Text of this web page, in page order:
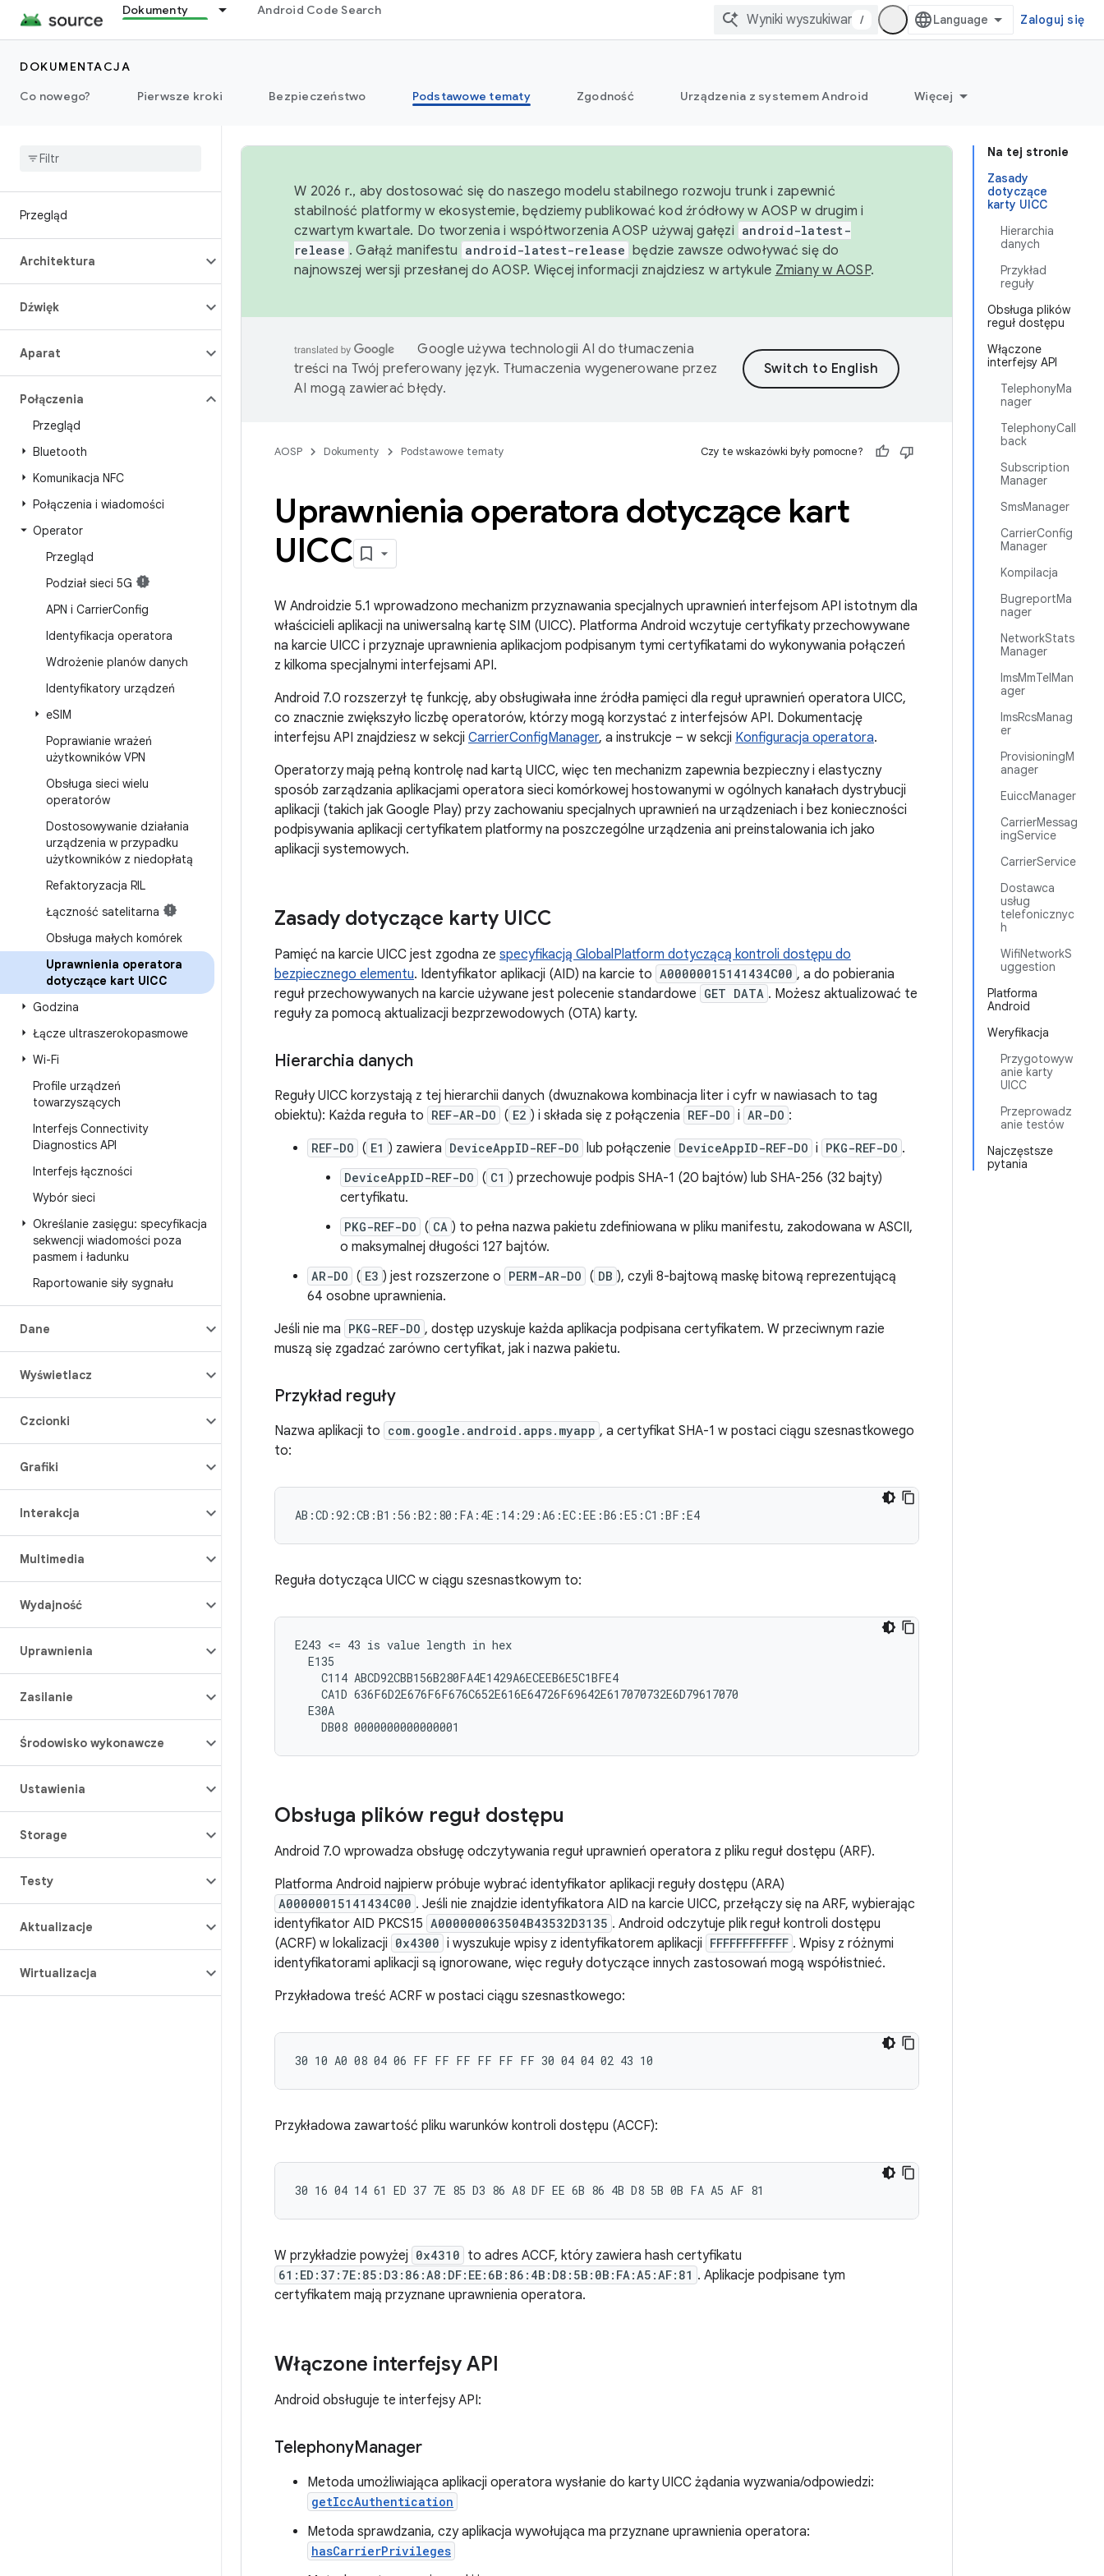
Dokumenty Android Code Search
/ Zaloguj się
DOKUMENTACJA
Co nowego?
Pierwsze kroki Bezpieczeństwo Podstawowe tematy Zgodność Urządzenia z systemem Android Więcej
Przegląd
Architektura
Dźwięk
Aparat
Połączenia
Przegląd
Bluetooth
Komunikacja NFC
Połączenia i wiadomości
Operator
Przegląd
Podział sieci 5G
APN i CarrierConfig
Identyfikacja operatora
Wdrożenie planów danych
Identyfikatory urządzeń
eSIM
Poprawianie wrażeń
użytkowników VPN
Obsługa sieci wielu
operatorów
Dostosowywanie działania
urządzenia w przypadku
użytkowników z niedopłatą
Refaktoryzacja RIL
Łączność satelitarna
Obsługa małych komórek
Uprawnienia operatora
dotyczące kart UICC
Godzina
Łącze ultraszerokopasmowe
Wi-Fi
Profile urządzeń
towarzyszących
Interfejs Connectivity
Diagnostics API
Interfejs łączności
Wybór sieci
Określanie zasięgu: specyfikacja
sekwencji wiadomości poza
pasmem i ładunku
Raportowanie siły sygnału
Dane
Wyświetlacz
Czcionki
Grafiki
Interakcja
Multimedia
Wydajność
Uprawnienia
Zasilanie
Środowisko wykonawcze
Ustawienia
Storage
Testy
Aktualizacje
Wirtualizacja
Na tej stronie
Zasady
dotyczące
karty UICC
Hierarchia
danych
Przykład
reguły
Obsługa plików
reguł dostępu
Włączone
interfejsy API
TelephonyMa
nager
TelephonyCall
back
Subscription
Manager
SmsManager
CarrierConfig
Manager
Kompilacja
BugreportMa
nager
NetworkStats
Manager
ImsMmTelMan
ager
ImsRcsManag
er
ProvisioningM
anager
EuiccManager
CarrierMessag
ingService
CarrierService
Dostawca
usług
telefonicznyc
h
WifiNetworkS
uggestion
Platforma
Android
Weryfikacja
Przygotowyw
anie karty
UICC
Przeprowadz
anie testów
Najczęstsze
pytania
W 2026 r., aby dostosować się do naszego modelu stabilnego rozwoju trunk i zapewnić
stabilność platformy w ekosystemie, będziemy publikować kod źródłowy w AOSP w drugim i
czwartym kwartale. Do tworzenia i współtworzenia AOSP używaj gałęzi android-latest-
release . Gałąź manifestu android-latest-release będzie zawsze odwoływać się do
najnowszej wersji przesłanej do AOSP. Więcej informacji znajdziesz w artykule Zmiany w AOSP.
Google używa technologii AI do tłumaczenia
treści na Twój preferowany język. Tłumaczenia wygenerowane przez
AI mogą zawierać błędy.
AOSP Dokumenty Podstawowe tematy Czy te wskazówki były pomocne?
Uprawnienia operatora dotyczące kart
UICC
W Androidzie 5.1 wprowadzono mechanizm przyznawania specjalnych uprawnień interfejsom API istotnym dla
właścicieli aplikacji na uniwersalną kartę SIM (UICC). Platforma Android wczytuje certyfikaty przechowywane
na karcie UICC i przyznaje uprawnienia aplikacjom podpisanym tymi certyfikatami do wykonywania połączeń
z kilkoma specjalnymi interfejsami API.
Android 7.0 rozszerzył tę funkcję, aby obsługiwała inne źródła pamięci dla reguł uprawnień operatora UICC,
co znacznie zwiększyło liczbę operatorów, którzy mogą korzystać z interfejsów API. Dokumentację
interfejsu API znajdziesz w sekcji CarrierConfigManager, a instrukcje – w sekcji Konfiguracja operatora.
Operatorzy mają pełną kontrolę nad kartą UICC, więc ten mechanizm zapewnia bezpieczny i elastyczny
sposób zarządzania aplikacjami operatora sieci komórkowej hostowanymi w ogólnych kanałach dystrybucji
aplikacji (takich jak Google Play) przy zachowaniu specjalnych uprawnień na urządzeniach i bez konieczności
podpisywania aplikacji certyfikatem platformy na poszczególne urządzenia ani preinstalowania ich jako
aplikacji systemowych.
Zasady dotyczące karty UICC
Pamięć na karcie UICC jest zgodna ze specyfikacją GlobalPlatform dotyczącą kontroli dostępu do
bezpiecznego elementu. Identyfikator aplikacji (AID) na karcie to A00000015141434C00 , a do pobierania
reguł przechowywanych na karcie używane jest polecenie standardowe GET DATA . Możesz aktualizować te
reguły za pomocą aktualizacji bezprzewodowych (OTA) karty.
Hierarchia danych
Reguły UICC korzystają z tej hierarchii danych (dwuznakowa kombinacja liter i cyfr w nawiasach to tag
obiektu): Każda reguła to REF-AR-DO ( E2 ) i składa się z połączenia REF-DO i AR-DO :
REF-DO ( E1 ) zawiera DeviceAppID-REF-DO lub połączenie DeviceAppID-REF-DO i PKG-REF-DO .
DeviceAppID-REF-DO ( C1 ) przechowuje podpis SHA-1 (20 bajtów) lub SHA-256 (32 bajty)
certyfikatu.
PKG-REF-DO ( CA ) to pełna nazwa pakietu zdefiniowana w pliku manifestu, zakodowana w ASCII,
o maksymalnej długości 127 bajtów.
AR-DO ( E3 ) jest rozszerzone o PERM-AR-DO ( DB ), czyli 8-bajtową maskę bitową reprezentującą
64 osobne uprawnienia.
Jeśli nie ma PKG-REF-DO , dostęp uzyskuje każda aplikacja podpisana certyfikatem. W przeciwnym razie
muszą się zgadzać zarówno certyfikat, jak i nazwa pakietu.
Przykład reguły
Nazwa aplikacji to com.google.android.apps.myapp , a certyfikat SHA-1 w postaci ciągu szesnastkowego
to:
Reguła dotycząca UICC w ciągu szesnastkowym to:
E243 <= 43 is value length in hex
  E135
    C114 ABCD92CBB156B280FA4E1429A6ECEEB6E5C1BFE4
    CA1D 636F6D2E676F6F676C652E616E64726F69642E617070732E6D79617070
  E30A
Obsługa plików reguł dostępu
Android 7.0 wprowadza obsługę odczytywania reguł uprawnień operatora z pliku reguł dostępu (ARF).
Platforma Android najpierw próbuje wybrać identyfikator aplikacji reguły dostępu (ARA)
A00000015141434C00 . Jeśli nie znajdzie identyfikatora AID na karcie UICC, przełączy się na ARF, wybierając
identyfikator AID PKCS15 A000000063504B43532D3135 . Android odczytuje plik reguł kontroli dostępu
(ACRF) w lokalizacji 0x4300 i wyszukuje wpisy z identyfikatorem aplikacji FFFFFFFFFFFF . Wpisy z różnymi
identyfikatorami aplikacji są ignorowane, więc reguły dotyczące innych zastosowań mogą współistnieć.
Przykładowa treść ACRF w postaci ciągu szesnastkowego:
Przykładowa zawartość pliku warunków kontroli dostępu (ACCF):
W przykładzie powyżej 0x4310 to adres ACCF, który zawiera hash certyfikatu
61:ED:37:7E:85:D3:86:A8:DF:EE:6B:86:4B:D8:5B:0B:FA:A5:AF:81 . Aplikacje podpisane tym
certyfikatem mają przyznane uprawnienia operatora.
Włączone interfejsy API
Android obsługuje te interfejsy API:
TelephonyManager
Metoda umożliwiająca aplikacji operatora wysłanie do karty UICC żądania wyzwania/odpowiedzi:
getIccAuthentication
Metoda sprawdzania, czy aplikacja wywołująca ma przyznane uprawnienia operatora:
hasCarrierPrivileges